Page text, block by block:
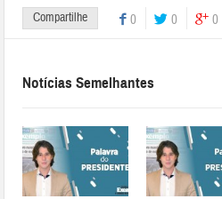
Compartilhe 0 0 0
Notícias Semelhantes